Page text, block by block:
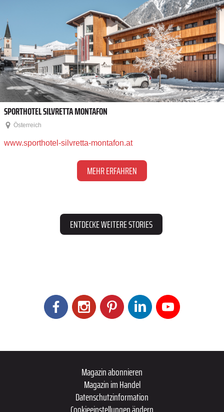
SPORTHOTEL SILVRETTA MONTAFON
Österreich
www.sporthotel-silvretta-montafon.at
MEHR ERFAHREN
ENTDECKE WEITERE STORIES
Magazin abonnieren
Magazin im Handel
Datenschutzinformation